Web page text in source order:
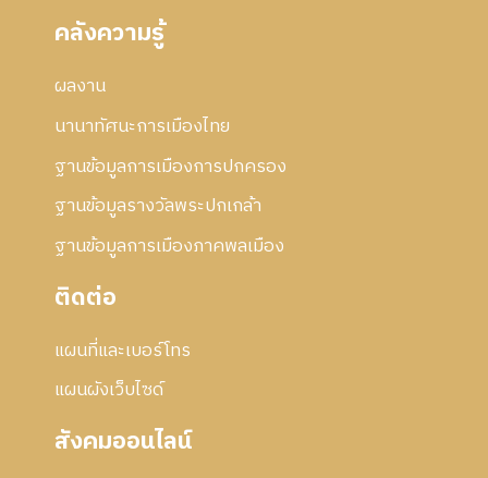
คลังความรู้
ผลงาน
นานาทัศนะการเมืองไทย
ฐานข้อมูลการเมืองการปกครอง
ฐานข้อมูลรางวัลพระปกเกล้า
ฐานข้อมูลการเมืองภาคพลเมือง
ติดต่อ
แผนที่และเบอร์โทร
แผนผังเว็บไซด์
สังคมออนไลน์